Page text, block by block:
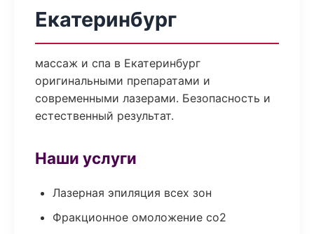
Екатеринбург
массаж и спа в Екатеринбург
оригинальными препаратами и
современными лазерами. Безопасность и
естественный результат.
Наши услуги
Лазерная эпиляция всех зон
Фракционное омоложение co2